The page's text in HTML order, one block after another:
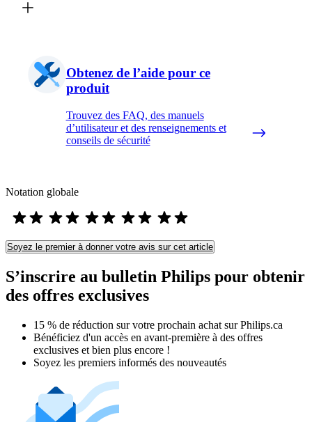
Obtenez de l’aide pour ce
produit
Trouvez des FAQ, des manuels
d’utilisateur et des renseignements et
conseils de sécurité
Notation globale
Soyez le premier à donner votre avis sur cet article
S’inscrire au bulletin Philips pour obtenir
des offres exclusives
15 % de réduction sur votre prochain achat sur Philips.ca​
Bénéficiez d'un accès en avant-première à des offres
exclusives et bien plus encore !
Soyez les premiers informés des nouveautés